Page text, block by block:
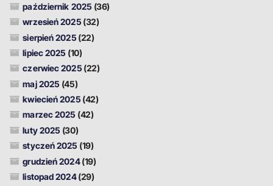
październik 2025 (36)
wrzesień 2025 (32)
sierpień 2025 (22)
lipiec 2025 (10)
czerwiec 2025 (22)
maj 2025 (45)
kwiecień 2025 (42)
marzec 2025 (42)
luty 2025 (30)
styczeń 2025 (19)
grudzień 2024(19)
listopad 2024(29)